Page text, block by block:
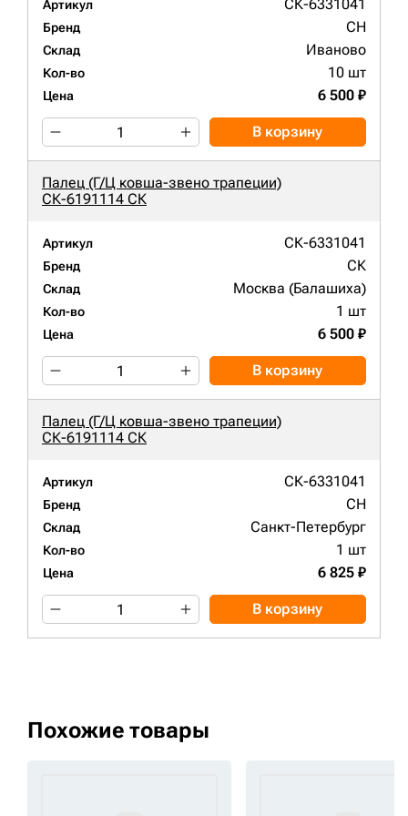
Артикул СК-6331041
Бренд CH
Склад Иваново
Кол-во 10 шт
Цена 6 500 ₽
В корзину
Палец (Г/Ц ковша-звено трапеции)
СК-6191114 СК
Артикул СК-6331041
Бренд СК
Склад Москва (Балашиха)
Кол-во 1 шт
Цена 6 500 ₽
В корзину
Палец (Г/Ц ковша-звено трапеции)
СК-6191114 СК
Артикул СК-6331041
Бренд CH
Склад Санкт-Петербург
Кол-во 1 шт
Цена 6 825 ₽
В корзину
Похожие товары